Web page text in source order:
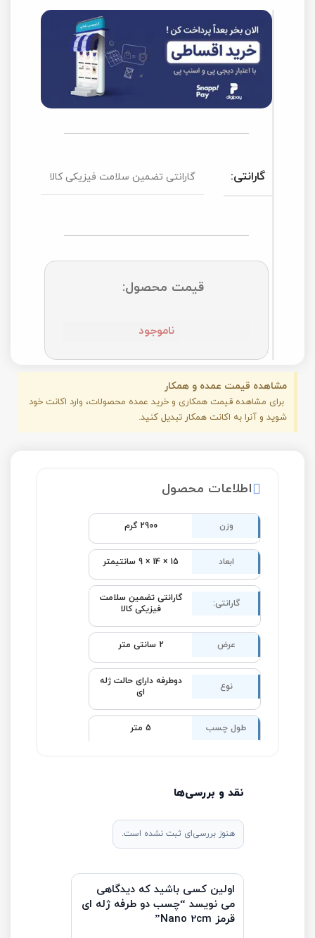
گارانتی: گارانتی تضمین سلامت فیزیکی کالا
قیمت محصول:
ناموجود
مشاهده قیمت عمده و همکار
برای مشاهده قیمت همکاری و خرید عمده محصولات، وارد اکانت خود
شوید و آنرا به اکانت همکار تبدیل کنید.
اطلاعات محصول
وزن 2900 گرم
ابعاد 15 × 14 × 9 سانتیمتر
گارانتی:
گارانتی تضمین سلامت
فیزیکی کالا
عرض 2 سانتی متر
نوع
دوطرفه دارای حالت ژله
ای
طول چسب 5 متر
نقد و بررسی‌ها
هنوز بررسی‌ای ثبت نشده است.
اولین کسی باشید که دیدگاهی
می نویسد “چسب دو طرفه ژله ای
قرمز Nano 2cm”